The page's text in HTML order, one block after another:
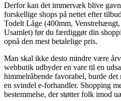
Derfor kan det immervæk blive
forskellige shops på nettet efter
Todelt Låge (400mm,
Usamlet) før du færdiggør din
opnå den mest betalelige pris.
Man skal ikke desto mindre være
webbutik udbyder en vare til en
himmelråbende favorabel, burde
en svindel e-forhandler. Shopping
bestemmelse, der støtter folk imod